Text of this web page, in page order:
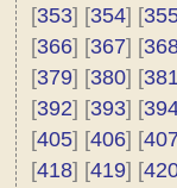
[353] [354] [
[366] [367] [
[379] [380] [
[392] [393] [
[405] [406] [
[418] [419] [